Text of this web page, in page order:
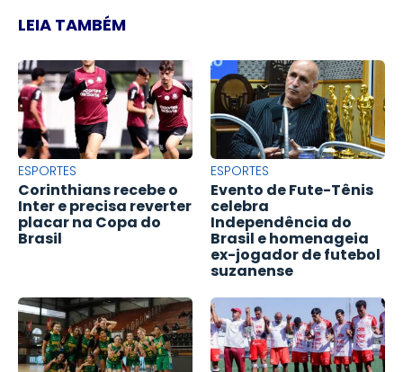
LEIA TAMBÉM
ESPORTES
Corinthians recebe o
Inter e precisa reverter
placar na Copa do
Brasil
ESPORTES
Evento de Fute-Tênis
celebra
Independência do
Brasil e homenageia
ex-jogador de futebol
suzanense